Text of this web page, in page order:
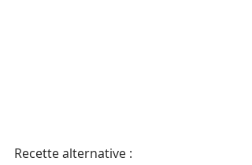
Recette alternative :